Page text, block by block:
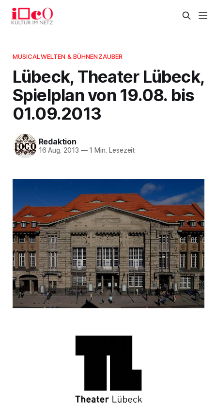
MUSICALWELTEN & BÜHNENZAUBER
Lübeck, Theater Lübeck,
Spielplan von 19.08. bis
01.09.2013
Redaktion
16 Aug. 2013 —1 Min. Lesezeit